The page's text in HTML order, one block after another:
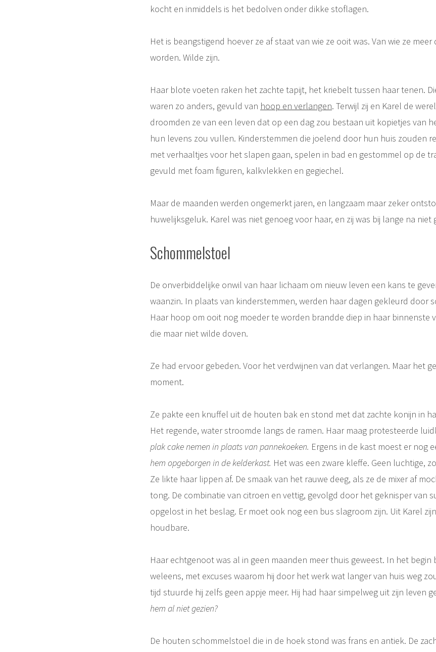
kocht en inmiddels is het bedolven onder dikke stoflagen.
Het is beangstigend hoever ze af staat van wie ze ooit was. Van wie ze
worden. Wilde zijn.
Haar blote voeten raken het zachte tapijt, het kriebelt tussen haar tenen.
waren zo anders, gevuld van hoop en verlangen. Terwijl zij en Karel de
droomden ze van een leven dat op een dag zou bestaan uit kopietjes van
hun levens zou vullen. Kinderstemmen die joelend door hun huis zouden
met verhaaltjes voor het slapen gaan, spelen in bad en gestommel op de
gevuld met foam figuren, kalkvlekken en gegiechel.
Maar de maanden werden ongemerkt jaren, en langzaam maar zeker
huwelijksgeluk. Karel was niet genoeg voor haar, en zij was bij lange na niet
Schommelstoel
De onverbiddelijke onwil van haar lichaam om nieuw leven een kans te
waanzin. In plaats van kinderstemmen, werden haar dagen gekleurd door
Haar hoop om ooit nog moeder te worden brandde diep in haar binnenste
die maar niet wilde doven.
Ze had ervoor gebeden. Voor het verdwijnen van dat verlangen. Maar het
moment.
Ze pakte een knuffel uit de houten bak en stond met dat zachte konijn in
Het regende, water stroomde langs de ramen. Haar maag protesteerde
plak cake nemen in plaats van pannekoeken. Ergens in de kast moest er nog
hem opgeborgen in de kelderkast. Het was een zware kleffe. Geen luchtige,
Ze likte haar lippen af. De smaak van het rauwe deeg, als ze de mixer af
tong. De combinatie van citroen en vettig, gevolgd door het geknisper van
opgelost in het beslag. Er moet ook nog een bus slagroom zijn. Uit Karel
houdbare.
Haar echtgenoot was al in geen maanden meer thuis geweest. In het begin
weleens, met excuses waarom hij door het werk wat langer van huis weg
tijd stuurde hij zelfs geen appje meer. Hij had haar simpelweg uit zijn leven
hem al niet gezien?
De houten schommelstoel die in de hoek stond was frans en antiek. De